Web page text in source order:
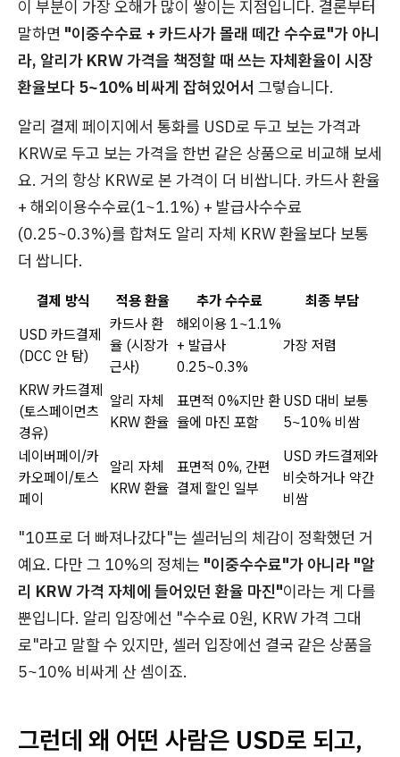
이 부분이 가장 오해가 많이 쌓이는 지점입니다. 결론부터
말하면 "이중수수료 + 카드사가 몰래 떼간 수수료"가 아니
라, 알리가 KRW 가격을 책정할 때 쓰는 자체환율이 시장
환율보다 5~10% 비싸게 잡혀있어서 그렇습니다.
알리 결제 페이지에서 통화를 USD로 두고 보는 가격과
KRW로 두고 보는 가격을 한번 같은 상품으로 비교해 보세
요. 거의 항상 KRW로 본 가격이 더 비쌉니다. 카드사 환율
+ 해외이용수수료(1~1.1%) + 발급사수수료
(0.25~0.3%)를 합쳐도 알리 자체 KRW 환율보다 보통
더 쌉니다.
결제 방식 적용 환율 추가 수수료
최종 부담
USD 카드결제
(DCC 안 탐)
카드사 환
율 (시장가
근사)
해외이용 1~1.1%
+ 발급사
0.25~0.3%
가장 저렴
KRW 카드결제
(토스페이먼츠
경유)
알리 자체
KRW 환율
표면적 0%지만 환
율에 마진 포함
USD 대비 보통
5~10% 비쌈
네이버페이/카
카오페이/토스
페이
알리 자체
KRW 환율
표면적 0%, 간편
결제 할인 일부
USD 카드결제와
비슷하거나 약간
비쌈
"10프로 더 빠져나갔다"는 셀러님의 체감이 정확했던 거
예요. 다만 그 10%의 정체는 "이중수수료"가 아니라 "알
리 KRW 가격 자체에 들어있던 환율 마진"이라는 게 다를
뿐입니다. 알리 입장에선 "수수료 0원, KRW 가격 그대
로"라고 말할 수 있지만, 셀러 입장에선 결국 같은 상품을
5~10% 비싸게 산 셈이죠.
그런데 왜 어떤 사람은 USD로 되고,